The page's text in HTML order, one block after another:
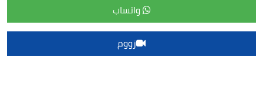
واتساب
زووم